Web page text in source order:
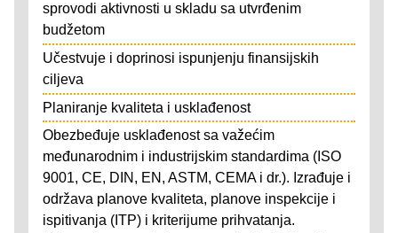
sprovodi aktivnosti u skladu sa utvrđenim
budžetom
Učestvuje i doprinosi ispunjenju finansijskih
ciljeva
Planiranje kvaliteta i usklađenost
Obezbeđuje usklađenost sa važećim
međunarodnim i industrijskim standardima (ISO
9001, CE, DIN, EN, ASTM, CEMA i dr.). Izrađuje i
održava planove kvaliteta, planove inspekcije i
ispitivanja (ITP) i kriterijume prihvatanja.